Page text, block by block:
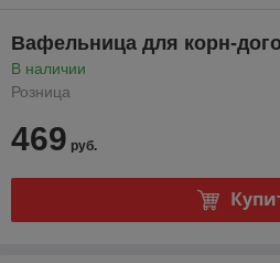
Вафельница для корн-
В наличии
Розница
469 руб.